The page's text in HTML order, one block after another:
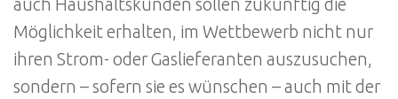
auch Haushaltskunden sollen zukünftig die
Möglichkeit erhalten, im Wettbewerb nicht nur
ihren Strom- oder Gaslieferanten auszusuchen,
sondern – sofern sie es wünschen – auch mit der